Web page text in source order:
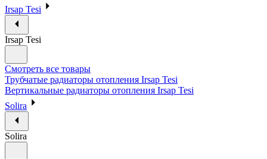
Irsap Tesi
Irsap Tesi
Смотреть все товары
Трубчатые радиаторы отопления Irsap Tesi
Вертикальные радиаторы отопления Irsap Tesi
Solira
Solira